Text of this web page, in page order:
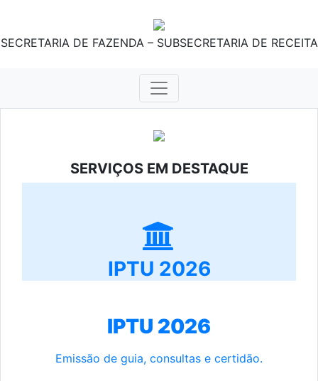
SECRETARIA DE FAZENDA – SUBSECRETARIA DE RECEITA
SERVIÇOS EM DESTAQUE
IPTU 2026
IPTU 2026
Emissão de guia, consultas e certidão.